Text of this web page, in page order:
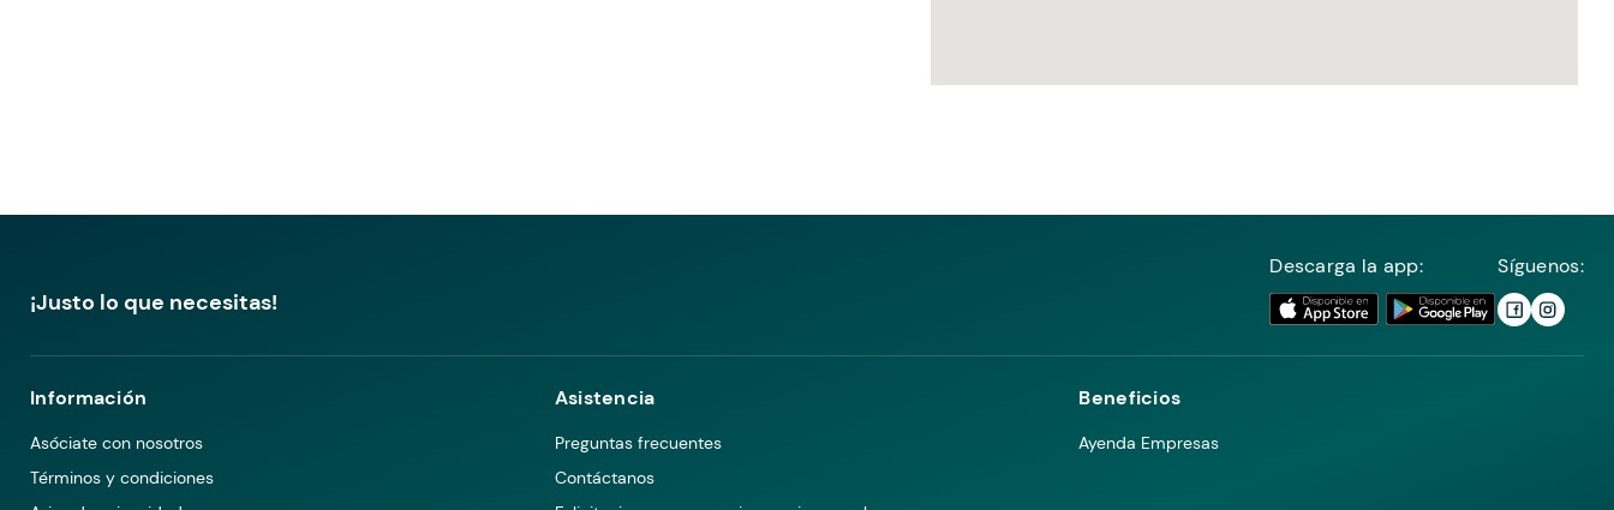
¡Justo lo que necesitas!
Descarga la app: Síguenos:
Información
Asóciate con nosotros
Términos y condiciones
Asistencia
Preguntas frecuentes
Contáctanos
Beneficios
Ayenda Empresas